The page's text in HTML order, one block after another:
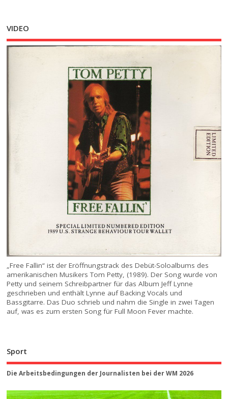
VIDEO
„Free Fallin“ ist der Eröffnungstrack des Debüt-Soloalbums des
amerikanischen Musikers Tom Petty, (1989). Der Song wurde von
Petty und seinem Schreibpartner für das Album Jeff Lynne
geschrieben und enthält Lynne auf Backing Vocals und
Bassgitarre. Das Duo schrieb und nahm die Single in zwei Tagen
auf, was es zum ersten Song für Full Moon Fever machte.
Sport
Die Arbeitsbedingungen der Journalisten bei der WM 2026